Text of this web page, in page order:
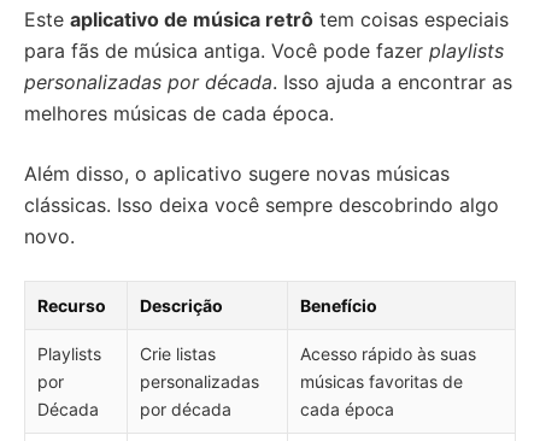
Este aplicativo de música retrô tem coisas especiais
para fãs de música antiga. Você pode fazer playlists
personalizadas por década. Isso ajuda a encontrar as
melhores músicas de cada época.
Além disso, o aplicativo sugere novas músicas
clássicas. Isso deixa você sempre descobrindo algo
novo.
Recurso Descrição Benefício
Playlists
por
Década
Crie listas
personalizadas
por década
Acesso rápido às suas
músicas favoritas de
cada época